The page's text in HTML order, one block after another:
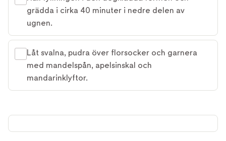
grädda i cirka 40 minuter i nedre delen av
ugnen.
Låt svalna, pudra över florsocker och garnera
med mandelspån, apelsinskal och
mandarinklyftor.